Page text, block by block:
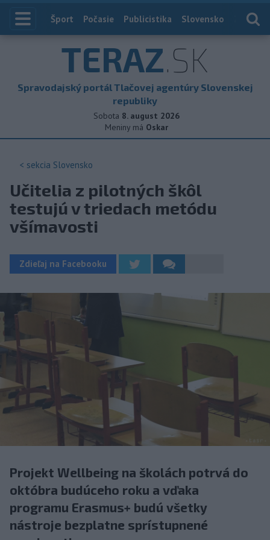
Index
Šport Počasie Publicistika Slovensko
TERAZ.SK
Spravodajský portál Tlačovej agentúry Slovenskej
republiky
Sobota 8. august 2026
Meniny má Oskar
< sekcia Slovensko
Učitelia z pilotných škôl
testujú v triedach metódu
všímavosti
Zdieľaj na Facebooku
Projekt Wellbeing na školách potrvá do
októbra budúceho roku a vďaka
programu Erasmus+ budú všetky
nástroje bezplatne sprístupnené